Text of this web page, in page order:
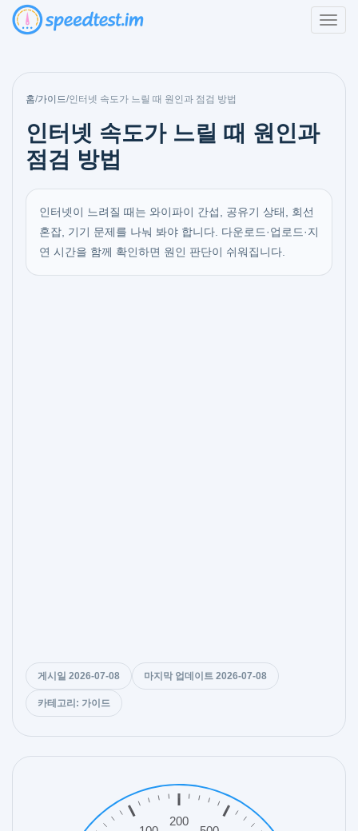
홈/가이드/인터넷 속도가 느릴 때 원인과 점검 방법
인터넷 속도가 느릴 때 원인과
점검 방법
인터넷이 느려질 때는 와이파이 간섭, 공유기 상태, 회선
혼잡, 기기 문제를 나눠 봐야 합니다. 다운로드·업로드·지
연 시간을 함께 확인하면 원인 판단이 쉬워집니다.
게시일 2026-07-08 마지막 업데이트 2026-07-08
카테고리: 가이드